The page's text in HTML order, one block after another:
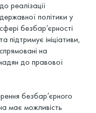
до реалізації
державної політики у
сфері безбар’єрності
та підтримує ініціативи,
спрямовані на
до правової
безбар’єрного
має можливість